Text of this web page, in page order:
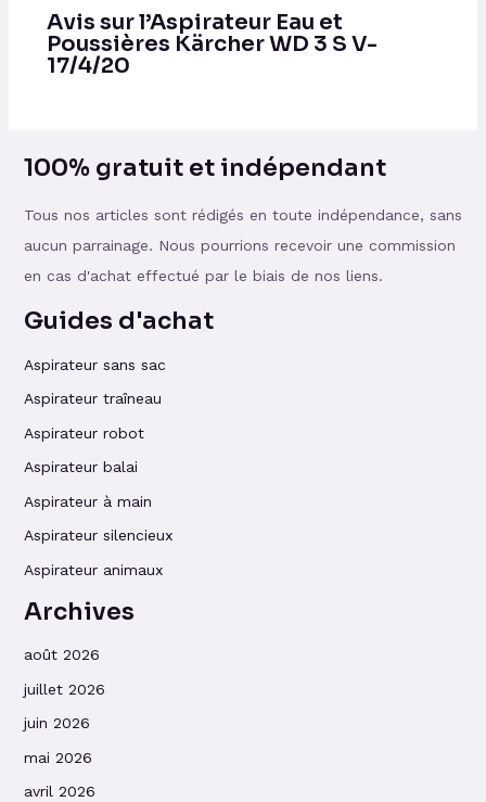
Avis sur l’Aspirateur Eau et
Poussières Kärcher WD 3 S V-
17/4/20
100% gratuit et indépendant
Tous nos articles sont rédigés en toute indépendance, sans
aucun parrainage. Nous pourrions recevoir une commission
en cas d'achat effectué par le biais de nos liens.
Guides d'achat
Aspirateur sans sac
Aspirateur traîneau
Aspirateur robot
Aspirateur balai
Aspirateur à main
Aspirateur silencieux
Aspirateur animaux
Archives
août 2026
juillet 2026
juin 2026
mai 2026
avril 2026